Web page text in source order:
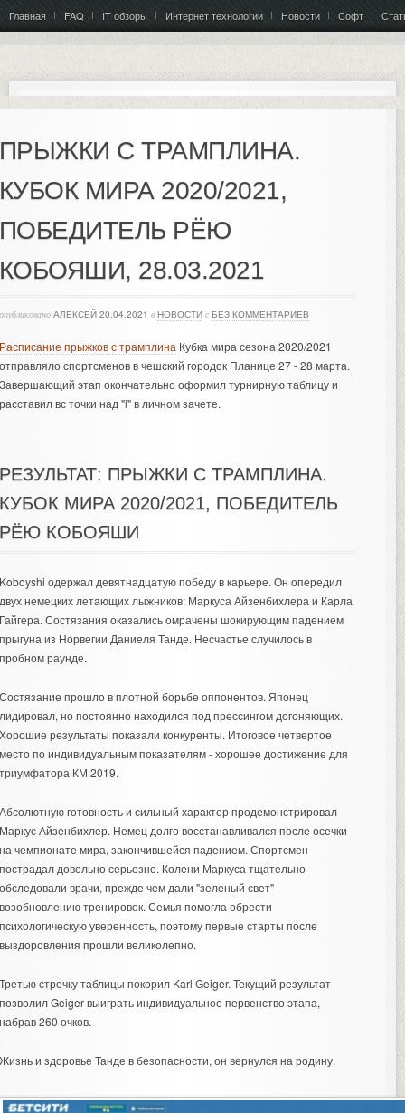
Главная FAQ IT обзоры Интернет технологии Новости Софт
С ТРАМПЛИНА.
МИРА 2020/2021,
РЁЮ
28.03.2021
АЛЕКСЕЙ 20.04.2021 в НОВОСТИ с БЕЗ КОММЕНТАРИЕВ
прыжков с трамплина Кубка мира сезона 2020/2021
спортсменов в чешский городок Планице 27 - 28 марта.
этап окончательно оформил турнирную таблицу и
вс точки над "i" в личном зачете.
ПРЫЖКИ С ТРАМПЛИНА.
МИРА 2020/2021, ПОБЕДИТЕЛЬ
КОБОЯШИ
одержал девятнадцатую победу в карьере. Он опередил
немецких летающих лыжников: Маркуса Айзенбихлера и Карла
Состязания оказались омрачены шокирующим падением
из Норвегии Даниеля Танде. Несчастье случилось в
раунде.
прошло в плотной борьбе оппонентов. Японец
но постоянно находился под прессингом догоняющих.
результаты показали конкуренты. Итоговое четвертое
по индивидуальным показателям - хорошее достижение для
КМ 2019.
готовность и сильный характер продемонстрировал
Айзенбихлер. Немец долго восстанавливался после осечки
чемпионате мира, закончившейся падением. Спортсмен
довольно серьезно. Колени Маркуса тщательно
врачи, прежде чем дали "зеленый свет"
тренировок. Семья помогла обрести
уверенность, поэтому первые старты после
прошли великолепно.
строчку таблицы покорил Karl Geiger. Текущий результат
Geiger выиграть индивидуальное первенство этапа,
260 очков.
и здоровье Танде в безопасности, он вернулся на родину.